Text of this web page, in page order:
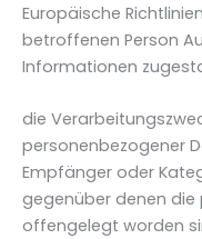
Europäische
betroffenen Person
Informationen
die
personenbezogener
Empfänger oder
gegenüber denen
offengelegt worden